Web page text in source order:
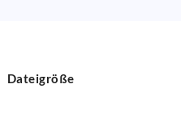
Dateigröße